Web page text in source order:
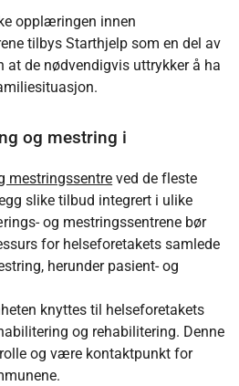
opplæringen innen
tilbys Starthjelp som en del av
at de nødvendigvis uttrykker å ha
og mestring i
mestringssentre ved de fleste
slike tilbud integrert i ulike
og mestringssentrene bør
for helseforetakets samlede
herunder pasient- og
knyttes til helseforetakets
og rehabilitering. Denne
og være kontaktpunkt for